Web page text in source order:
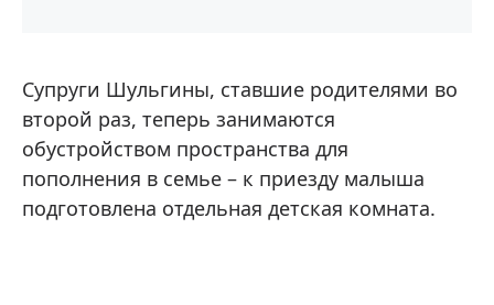
Супруги Шульгины, ставшие родителями во
второй раз, теперь занимаются
обустройством пространства для
пополнения в семье – к приезду малыша
подготовлена отдельная детская комната.